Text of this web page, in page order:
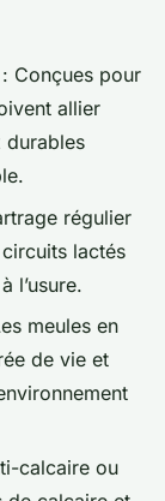
: Conçues pour
allier
durables
régulier
lactés
l’usure.
meules en
de vie et
calcaire ou